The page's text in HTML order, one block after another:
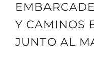
Y CAMINOS
JUNTO AL